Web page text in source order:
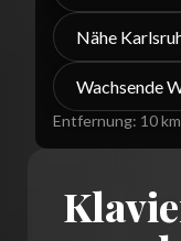
Nähe
Wachsende
Entfernung: 10